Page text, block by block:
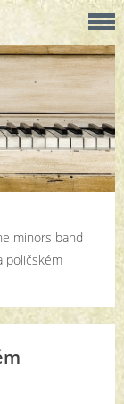
minors band
poličském